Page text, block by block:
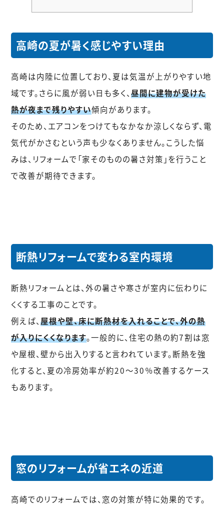
高崎の夏が暑く感じやすい理由
高崎は内陸に位置しており、夏は気温が上がりやすい地
域です。さらに風が弱い日も多く、昼間に建物が受けた
熱が夜まで残りやすい傾向があります。
そのため、エアコンをつけてもなかなか涼しくならず、電
気代がかさむという声も少なくありません。こうした悩
みは、リフォームで「家そのものの暑さ対策」を行うこと
で改善が期待できます。
断熱リフォームで変わる室内環境
断熱リフォームとは、外の暑さや寒さが室内に伝わりに
くくする工事のことです。
例えば、屋根や壁、床に断熱材を入れることで、外の熱
が入りにくくなります。一般的に、住宅の熱の約7割は窓
や屋根、壁から出入りすると言われています。断熱を強
化すると、夏の冷房効率が約20〜30％改善するケース
もあります。
窓のリフォームが省エネの近道
高崎でのリフォームでは、窓の対策が特に効果的です。